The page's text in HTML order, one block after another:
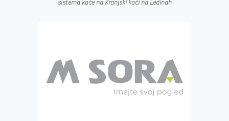
sistema koče na Kranjski koči na Ledinah